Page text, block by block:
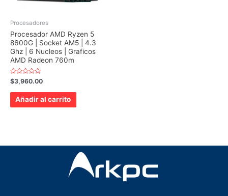
Procesadores
Procesador AMD Ryzen 5
8600G | Socket AM5 | 4.3
Ghz | 6 Nucleos | Graficos
AMD Radeon 760m
Valorado
con
0
$3,960.00
Añadir al carrito